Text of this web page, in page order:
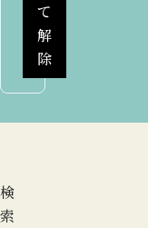
て
解
除
検
索